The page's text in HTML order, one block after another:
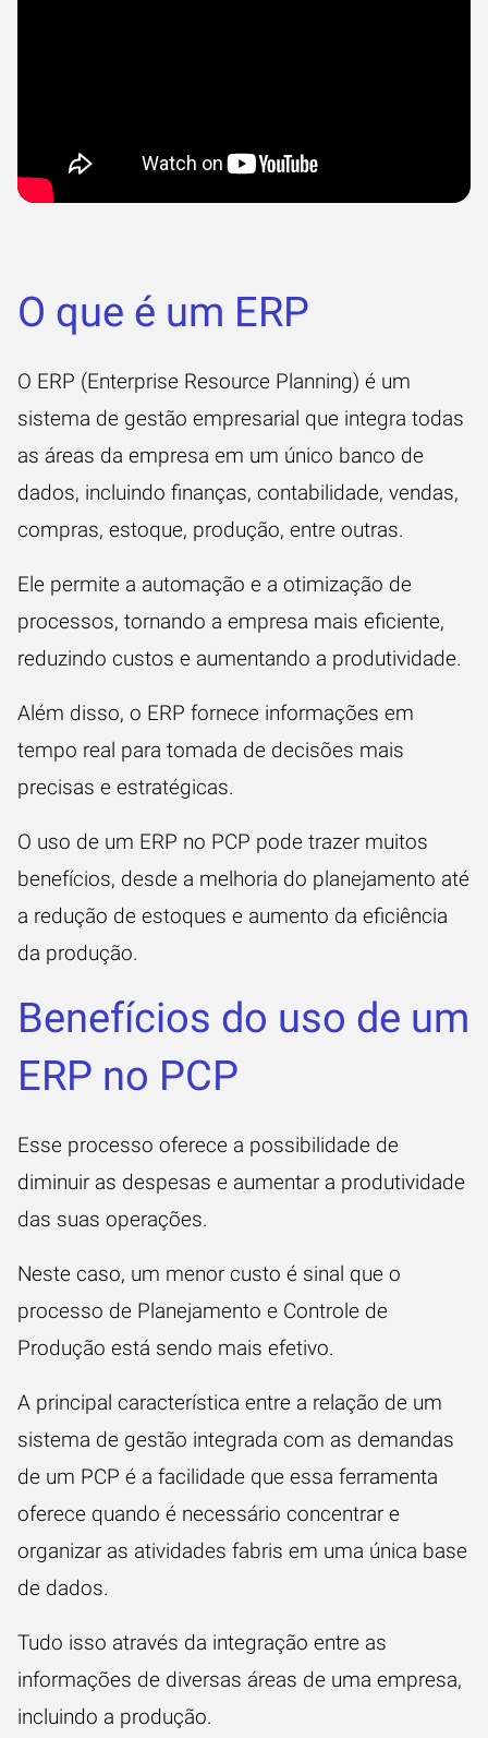
O que é um ERP
O ERP (Enterprise Resource Planning) é um
sistema de gestão empresarial que integra todas
as áreas da empresa em um único banco de
dados, incluindo finanças, contabilidade, vendas,
compras, estoque, produção, entre outras.
Ele permite a automação e a otimização de
processos, tornando a empresa mais eficiente,
reduzindo custos e aumentando a produtividade.
Além disso, o ERP fornece informações em
tempo real para tomada de decisões mais
precisas e estratégicas.
O uso de um ERP no PCP pode trazer muitos
benefícios, desde a melhoria do planejamento até
a redução de estoques e aumento da eficiência
da produção.
Benefícios do uso de um
ERP no PCP
Esse processo oferece a possibilidade de
diminuir as despesas e aumentar a produtividade
das suas operações.
Neste caso, um menor custo é sinal que o
processo de Planejamento e Controle de
Produção está sendo mais efetivo.
A principal característica entre a relação de um
sistema de gestão integrada com as demandas
de um PCP é a facilidade que essa ferramenta
oferece quando é necessário concentrar e
organizar as atividades fabris em uma única base
de dados.
Tudo isso através da integração entre as
informações de diversas áreas de uma empresa,
incluindo a produção.